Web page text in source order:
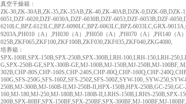
真空干燥箱：
ZK-30,ZK-30AB,ZK-35,ZK-35AB,ZK-40,ZK-40AB,DZK-0,DZK-0B,DZK-
6051,DZF-6020,DZF-6030A,DZF-6030B,DZF-6053,DZF-6053B,DZF-
6210LC,BPZ-6123LC,BPZ-6090LC,BPZ-6063LC,BPZ-6033LC,GRX-
9203A,PH010（A）,PH030（A）,PH050（A）,PH070（A）,PH140（
025B,ZKF065,ZKF100,ZKF100B,ZKF030,ZKF035,ZKF040,ZKG4080,
培养箱：
SPX-100B,SPX-150B,SPX-250B,SPX-300B,LRH-100,LRH-150,LRH-
G,SPX-250B-GE,SPX-300B-GE,MJ-100B,MJ-150B,MJ-250B,MJ-
302B,CHP-80S,CHP-160S,CHP-240S,CHP-80Q,CHP-160Q,CHP-
160G,SFS-250G,SFS-160Z,SFS-250Z,SFS-500Z,SYW-100,.SYW-
250B,MJ-300B,MJ-160B-II,MJ-250B-II,HPX-150B,HPX-250B,GC-
160,MJ-180,MJ-250,MJ-180B,MJ-180B-II,LRHS-150B,LRHS-250B,SPX-
200B,SPX-80BF,SPX-150BF,SPX-250BF,SPX-300BF,MJ-160BF,MJ-